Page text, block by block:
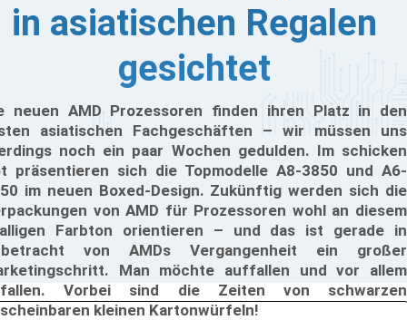
in asiatischen Regalen
gesichtet
neuen AMD Prozessoren finden ihren Platz in den
asiatischen Fachgeschäften – wir müssen uns
noch ein paar Wochen gedulden. Im schicken
präsentieren sich die Topmodelle A8-3850 und A6-
im neuen Boxed-Design. Zukünftig werden sich die
von AMD für Prozessoren wohl an diesem
Farbton orientieren – und das ist gerade in
von AMDs Vergangenheit ein großer
Man möchte auffallen und vor allem
Vorbei sind die Zeiten von schwarzen
kleinen Kartonwürfeln!